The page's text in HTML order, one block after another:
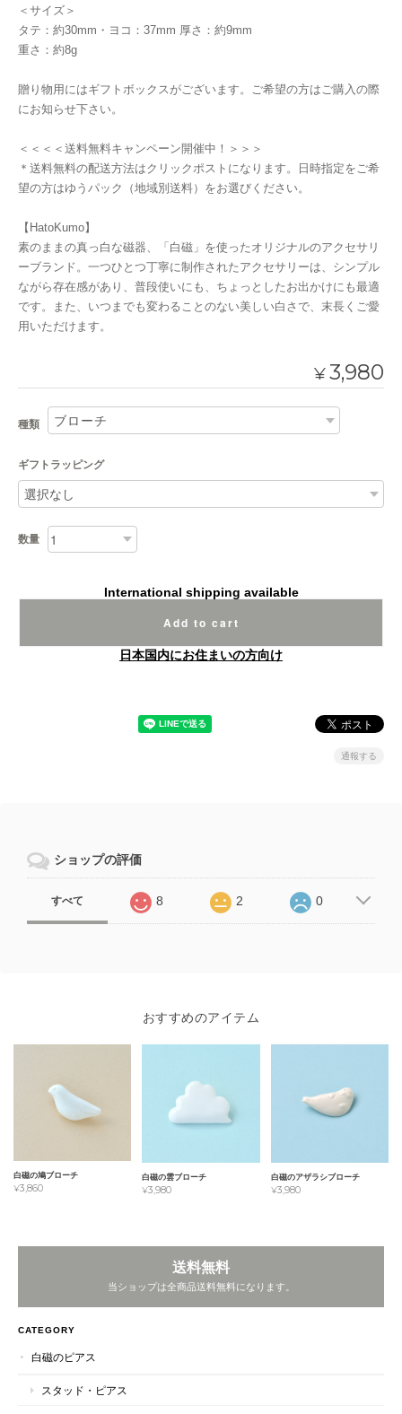
＜サイズ＞
タテ：約30mm・ヨコ：37mm 厚さ：約9mm
重さ：約8g
贈り物用にはギフトボックスがございます。ご希望の方はご購入の際
にお知らせ下さい。
＜＜＜＜送料無料キャンペーン開催中！＞＞＞
＊送料無料の配送方法はクリックポストになります。日時指定をご希
望の方はゆうパック（地域別送料）をお選びください。
【HatoKumo】
素のままの真っ白な磁器、「白磁」を使ったオリジナルのアクセサリ
ーブランド。一つひとつ丁寧に制作されたアクセサリーは、シンプル
ながら存在感があり、普段使いにも、ちょっとしたお出かけにも最適
です。また、いつまでも変わることのない美しい白さで、末長くご愛
用いただけます。
¥3,980
種類
ギフトラッピング
数量
International shipping available
Add to cart
日本国内にお住まいの方向け
通報する
ショップの評価
すべて 8 2 0
おすすめのアイテム
白磁の鳩ブローチ
¥3,860
白磁の雲ブローチ
¥3,980
白磁のアザラシブローチ
¥3,980
送料無料
当ショップは全商品送料無料になります。
CATEGORY
白磁のピアス
スタッド・ピアス